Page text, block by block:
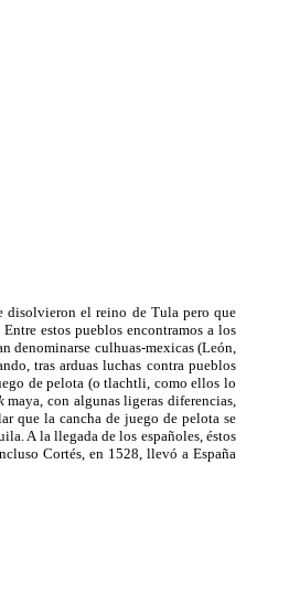
disolvieron el reino de Tula pero que
estos pueblos encontramos a los
denominarse culhuas-mexicas (León,
tras arduas luchas contra pueblos
de pelota (o tlachtli, como ellos lo
maya, con algunas ligeras diferencias,
que la cancha de juego de pelota se
A la llegada de los españoles, éstos
Cortés, en 1528, llevó a España